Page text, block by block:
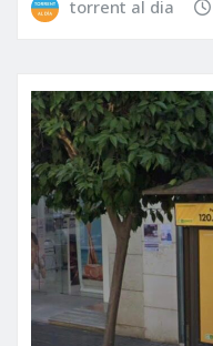
torrent al dia